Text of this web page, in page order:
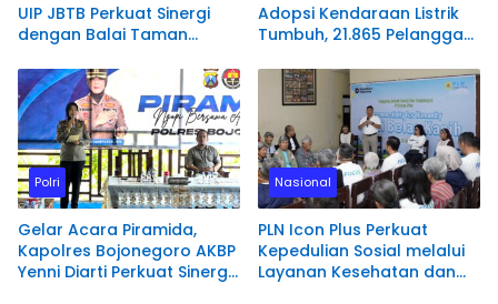
UIP JBTB Perkuat Sinergi
dengan Balai Taman
Kajian Rencana Proyek
SUTET 500 kV Paiton–
Watudodol/Kalipuro
Adopsi Kendaraan Listrik
Tumbuh, 21.865 Pelanggan
Charging Services PLN
pada Semester I 2026
Polri
Gelar Acara Piramida,
Kapolres Bojonegoro AKBP
Yenni Diarti Perkuat Sinergi
Nasional
PLN Icon Plus Perkuat
Kepedulian Sosial melalui
Layanan Kesehatan dan